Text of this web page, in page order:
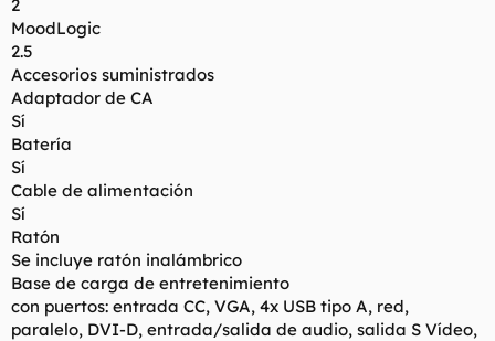
2
MoodLogic
2.5
Accesorios suministrados
Adaptador de CA
Sí
Batería
Sí
Cable de alimentación
Sí
Ratón
Se incluye ratón inalámbrico
Base de carga de entretenimiento
con puertos: entrada CC, VGA, 4x USB tipo A, red,
paralelo, DVI-D, entrada/salida de audio, salida S Vídeo,